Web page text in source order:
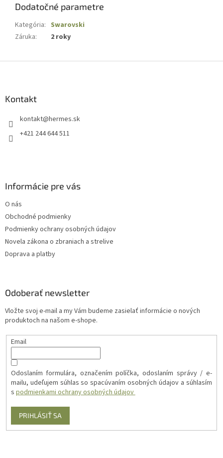
Dodatočné parametre
Kategória: Swarovski
Záruka: 2 roky
Kontakt
kontakt@hermes.sk
+421 244 644 511
Informácie pre vás
O nás
Obchodné podmienky
Podmienky ochrany osobných údajov
Novela zákona o zbraniach a strelive
Doprava a platby
Odoberať newsletter
Vložte svoj e-mail a my Vám budeme zasielať informácie o nových
produktoch na našom e-shope.
Email
Odoslaním formulára, označením políčka, odoslaním správy / e-
mailu, udeľujem súhlas so spacúvaním osobných údajov a súhlasím
s podmienkami ochrany osobných údajov
PRIHLÁSIŤ SA